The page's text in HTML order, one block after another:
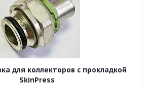
для коллекторов c прокладкой
SkinPress